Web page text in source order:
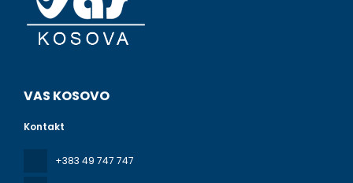
VAS KOSOVO
Kontakt
+383 49 747 747